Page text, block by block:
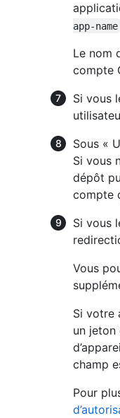
app-name
Le nom
compte
Si vous
Sous «
Si vous
dépôt
compte
Si vous
Vous
Si votre
un jeton
champ
Pour